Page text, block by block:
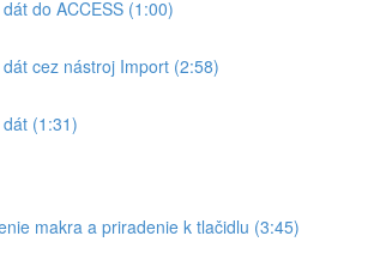
do ACCESS (1:00)
cez nástroj Import (2:58)
(1:31)
makra a priradenie k tlačidlu (3:45)